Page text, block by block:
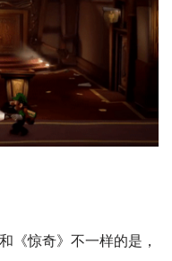
《惊奇》不一样的是，